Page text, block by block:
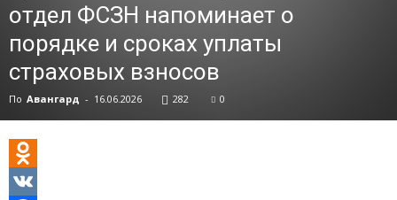
отдел ФСЗН напоминает о
порядке и сроках уплаты
страховых взносов
По Авангард - 16.06.2026 282 0
Odnoklassniki